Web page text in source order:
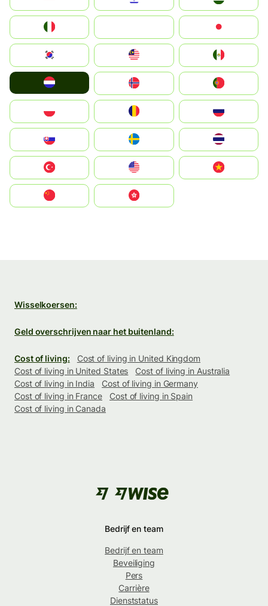
South Korea
United States
中國香港特別行政區
Wisselkoersen:
Geld overschrijven naar het buitenland:
Cost of living:
Cost of living in United Kingdom
Cost of living in United States
Cost of living in Australia
Cost of living in India
Cost of living in Germany
Cost of living in France
Cost of living in Spain
Cost of living in Canada
Bedrijf en team
Bedrijf en team
Beveiliging
Pers
Carrière
Dienststatus